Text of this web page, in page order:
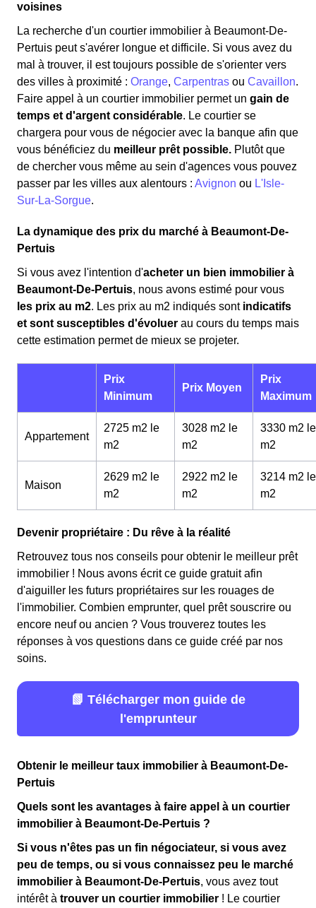
voisines
La recherche d'un courtier immobilier à Beaumont-De-
Pertuis peut s'avérer longue et difficile. Si vous avez du
mal à trouver, il est toujours possible de s'orienter vers
des villes à proximité : Orange, Carpentras ou Cavaillon.
Faire appel à un courtier immobilier permet un gain de
temps et d'argent considérable. Le courtier se
chargera pour vous de négocier avec la banque afin que
vous bénéficiez du meilleur prêt possible. Plutôt que
de chercher vous même au sein d'agences vous pouvez
passer par les villes aux alentours : Avignon ou L'Isle-
Sur-La-Sorgue.
La dynamique des prix du marché à Beaumont-De-
Pertuis
Si vous avez l'intention d'acheter un bien immobilier à
Beaumont-De-Pertuis, nous avons estimé pour vous
les prix au m2. Les prix au m2 indiqués sont indicatifs
et sont susceptibles d'évoluer au cours du temps mais
cette estimation permet de mieux se projeter.
Prix
Minimum
Prix Moyen
Prix
Maximum
Appartement
2725 m2 le
m2
3028 m2 le
m2
3330 m2 le
m2
Maison
2629 m2 le
m2
2922 m2 le
m2
3214 m2 le
m2
Devenir propriétaire : Du rêve à la réalité
Retrouvez tous nos conseils pour obtenir le meilleur prêt
immobilier ! Nous avons écrit ce guide gratuit afin
d'aiguiller les futurs propriétaires sur les rouages de
l'immobilier. Combien emprunter, quel prêt souscrire ou
encore neuf ou ancien ? Vous trouverez toutes les
réponses à vos questions dans ce guide créé par nos
soins.
📗 Télécharger mon guide de
l'emprunteur
Obtenir le meilleur taux immobilier à Beaumont-De-
Pertuis
Quels sont les avantages à faire appel à un courtier
immobilier à Beaumont-De-Pertuis ?
Si vous n'êtes pas un fin négociateur, si vous avez
peu de temps, ou si vous connaissez peu le marché
immobilier à Beaumont-De-Pertuis, vous avez tout
intérêt à trouver un courtier immobilier ! Le courtier